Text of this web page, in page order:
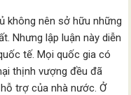
không nên sở hữu những
Nhưng lập luận này diễn
tế. Mọi quốc gia có
thịnh vượng đều đã
trợ của nhà nước. Ở